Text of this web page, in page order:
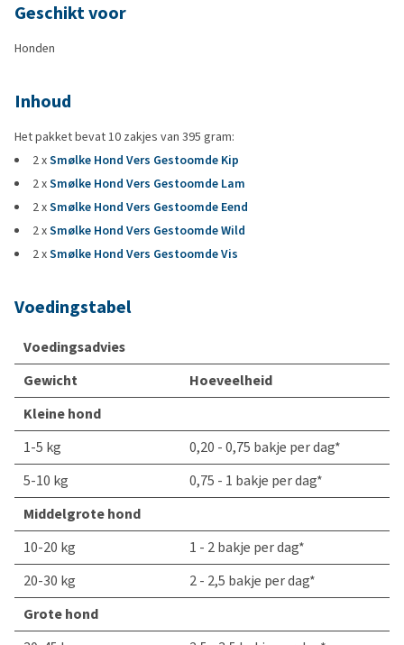
Geschikt voor
Honden
Inhoud
Het pakket bevat 10 zakjes van 395 gram:
2 xSmølke Hond Vers Gestoomde Kip
2 xSmølke Hond Vers Gestoomde Lam
2 xSmølke Hond Vers Gestoomde Eend
2 xSmølke Hond Vers Gestoomde Wild
2 xSmølke Hond Vers Gestoomde Vis
Voedingstabel
Voedingsadvies
Gewicht
Hoeveelheid
Kleine hond
1-5 kg
0,20 - 0,75 bakje per dag*
5-10 kg
0,75 - 1 bakje per dag*
Middelgrote hond
10-20 kg
1 - 2 bakje per dag*
20-30 kg
2 - 2,5 bakje per dag*
Grote hond